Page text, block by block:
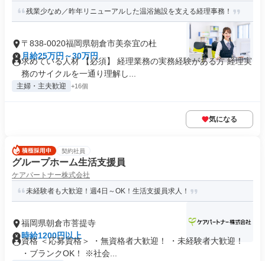
残業少なめ／昨年リニューアルした温浴施設を支える経理事務！
〒838-0020福岡県朝倉市美奈宜の杜
月給25万円～30万円
求めている人材 【必須】 経理業務の実務経験がある方 経理実
務のサイクルを一通り理解し...
主婦・主夫歓迎 +16個
気になる
契約社員
グループホーム生活支援員
ケアパートナー株式会社
未経験者も大歓迎！週4日～OK！生活支援員求人！
福岡県朝倉市菩提寺
時給1200円以上
資格 ＜応募資格＞ ・無資格者大歓迎！ ・未経験者大歓迎！
・ブランクOK！ ※社会...